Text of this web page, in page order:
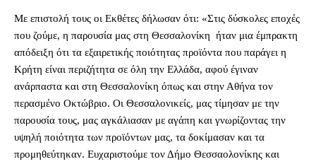
Με επιστολή τους οι Εκθέτες δήλωσαν ότι: «Στις δύσκολες εποχές
που ζούμε, η παρουσία μας στη Θεσσαλονίκη ήταν μια έμπρακτη
απόδειξη ότι τα εξαιρετικής ποιότητας προϊόντα που παράγει η
Κρήτη είναι περιζήτητα σε όλη την Ελλάδα, αφού έγιναν
ανάρπαστα και στη Θεσσαλονίκη όπως και στην Αθήνα τον
περασμένο Οκτώβριο. Οι Θεσσαλονικείς, μας τίμησαν με την
παρουσία τους, μας αγκάλιασαν με αγάπη και γνωρίζοντας την
υψηλή ποιότητα των προϊόντων μας, τα δοκίμασαν και τα
προμηθεύτηκαν. Ευχαριστούμε τον Δήμο Θεσσαολονίκης και